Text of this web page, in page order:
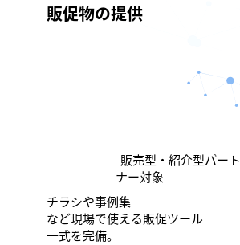
チラシや事例集
など現場で使える販促ツール
一式を完備。
販促物の提供
販売型・紹介型パート
ナー対象